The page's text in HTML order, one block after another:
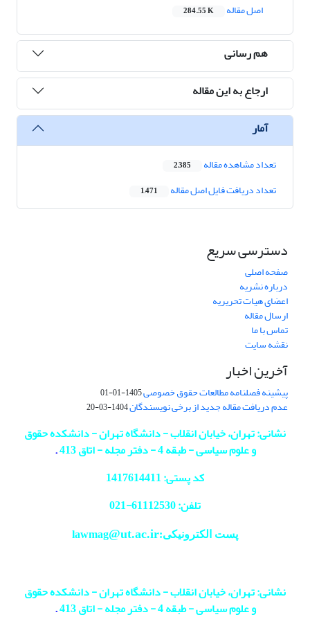
اصل مقاله
284.55 K
هم رسانی
ارجاع به این مقاله
آمار
تعداد مشاهده مقاله 2,385
تعداد دریافت فایل اصل مقاله 1,471
دسترسی سریع
صفحه اصلی
درباره نشریه
اعضای هیات تحریریه
ارسال مقاله
تماس با ما
نقشه سایت
آخرین اخبار
پیشینه فصلنامه مطالعات حقوق خصوصی1405-01-01
عدم دریافت مقاله جدید از برخی نویسندگان1404-03-20
نشانی: تهران، خیابان انقلاب - دانشگاه تهران - دانشکده حقوق
و علوم سیاسی - طبقه 4 - دفتر مجله - اتاق 413
.
کد پستی: 1417614411
تلفن: 61112530-
021
پست الکترونیکی:lawmag@ut.ac.ir
نشانی: تهران، خیابان انقلاب - دانشگاه تهران - دانشکده حقوق
و علوم سیاسی - طبقه 4 - دفتر مجله - اتاق 413
.